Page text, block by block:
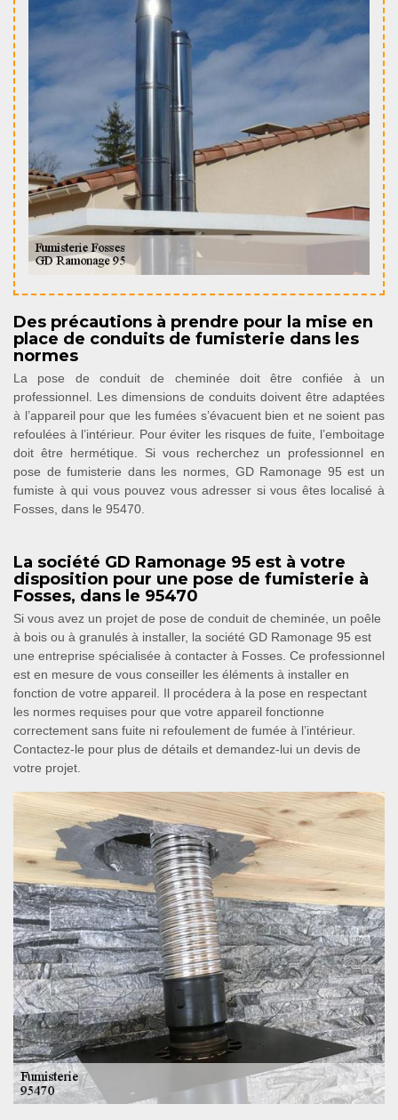
Des précautions à prendre pour la mise en
place de conduits de fumisterie dans les
normes
La pose de conduit de cheminée doit être confiée à un
professionnel. Les dimensions de conduits doivent être adaptées
à l’appareil pour que les fumées s’évacuent bien et ne soient pas
refoulées à l’intérieur. Pour éviter les risques de fuite, l’emboitage
doit être hermétique. Si vous recherchez un professionnel en
pose de fumisterie dans les normes, GD Ramonage 95 est un
fumiste à qui vous pouvez vous adresser si vous êtes localisé à
Fosses, dans le 95470.
La société GD Ramonage 95 est à votre
disposition pour une pose de fumisterie à
Fosses, dans le 95470
Si vous avez un projet de pose de conduit de cheminée, un poêle
à bois ou à granulés à installer, la société GD Ramonage 95 est
une entreprise spécialisée à contacter à Fosses. Ce professionnel
est en mesure de vous conseiller les éléments à installer en
fonction de votre appareil. Il procédera à la pose en respectant
les normes requises pour que votre appareil fonctionne
correctement sans fuite ni refoulement de fumée à l’intérieur.
Contactez-le pour plus de détails et demandez-lui un devis de
votre projet.